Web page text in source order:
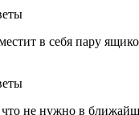
в себя пару
что не нужно в